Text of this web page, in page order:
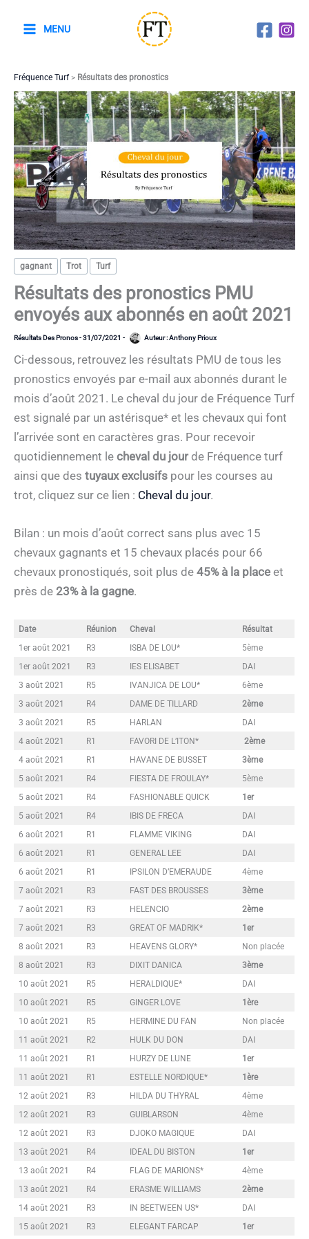
MENU
Fréquence Turf> Résultats des pronostics
gagnant Trot Turf
Résultats des pronostics PMU
envoyés aux abonnés en août 2021
Résultats Des Pronos-31/07/2021 - Auteur :Anthony Prioux
Ci-dessous, retrouvez les résultats PMU de tous les
pronostics envoyés par e-mail aux abonnés durant le
mois d’août 2021. Le cheval du jour de Fréquence Turf
est signalé par un astérisque* et les chevaux qui font
l’arrivée sont en caractères gras. Pour recevoir
quotidiennement le cheval du jourde Fréquence turf
ainsi que des tuyaux exclusifs pour les courses au
trot, cliquez sur ce lien : Cheval du jour.
Bilan : un mois d’août correct sans plus avec 15
chevaux gagnants et 15 chevaux placés pour 66
chevaux pronostiqués, soit plus de 45% à la place et
près de 23% à la gagne.
Date Réunion Cheval
Résultat
1er août 2021
R3 ISBA DE LOU*
5ème
1er août 2021
R3 IES ELISABET
DAI
3 août 2021
R5 IVANJICA DE LOU*
6ème
3 août 2021
R4 DAME DE TILLARD
2ème
3 août 2021
R5 HARLAN
DAI
4 août 2021
R1 FAVORI DE L’ITON*
2ème
4 août 2021
R1 HAVANE DE BUSSET
3ème
5 août 2021
R4 FIESTA DE FROULAY*
5ème
5 août 2021
R4 FASHIONABLE QUICK
1er
5 août 2021
R4 IBIS DE FRECA
DAI
6 août 2021
R1 FLAMME VIKING
DAI
6 août 2021
R1 GENERAL LEE
DAI
6 août 2021
R1 IPSILON D’EMERAUDE
4ème
7 août 2021
R3 FAST DES BROUSSES
3ème
7 août 2021
R3 HELENCIO
2ème
7 août 2021
R3 GREAT OF MADRIK*
1er
8 août 2021
R3 HEAVENS GLORY*
Non placée
8 août 2021
R3 DIXIT DANICA
3ème
10 août 2021
R5 HERALDIQUE*
DAI
10 août 2021
R5 GINGER LOVE
1ère
10 août 2021
R5 HERMINE DU FAN
Non placée
11 août 2021
R2 HULK DU DON
DAI
11 août 2021
R1 HURZY DE LUNE
1er
11 août 2021
R1 ESTELLE NORDIQUE*
1ère
12 août 2021
R3 HILDA DU THYRAL
4ème
12 août 2021
R3 GUIBLARSON
4ème
12 août 2021
R3 DJOKO MAGIQUE
DAI
13 août 2021
R4 IDEAL DU BISTON
1er
13 août 2021
R4 FLAG DE MARIONS*
4ème
13 août 2021
R4 ERASME WILLIAMS
2ème
14 août 2021
R3 IN BEETWEEN US*
DAI
15 août 2021
R3 ELEGANT FARCAP 1er